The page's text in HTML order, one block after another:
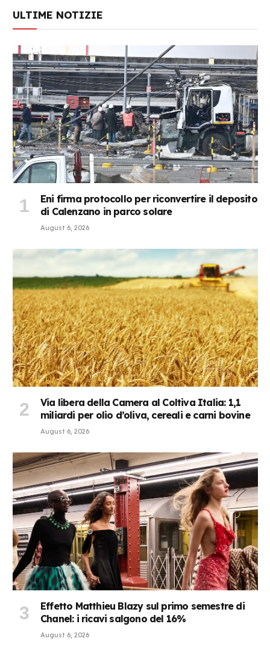
ULTIME NOTIZIE
Eni firma protocollo per riconvertire il deposito
di Calenzano in parco solare
August 6, 2026
Via libera della Camera al Coltiva Italia: 1,1
miliardi per olio d’oliva, cereali e carni bovine
August 6, 2026
Effetto Matthieu Blazy sul primo semestre di
Chanel: i ricavi salgono del 16%
August 6, 2026